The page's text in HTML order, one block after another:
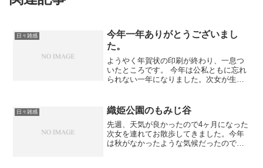
日々雑感
今年一年ありがとうございまし
た。
ようやく年賀状の印刷が終わり、一息つ
いたところです。 今年は公私ともに忘れ
られない一年になりました。次女が生ま
安ですが、311以後にソーシャルメディア
が見せた可能性に...
日々雑感 織姫公園のもみじ谷
先週、天気が良かったので4ヶ月になった
次女を連れてお散歩してきました。今年
は秋がなかったような気候だったので葉